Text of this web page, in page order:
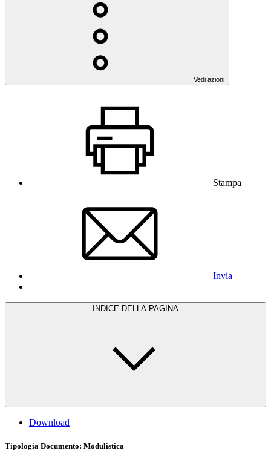
Vedi azioni
Stampa
Invia
INDICE DELLA PAGINA
Download
Tipologia Documento: Modulistica